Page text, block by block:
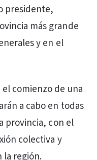
presidente,
más grande
y en el
comienzo de una
a cabo en todas
provincia, con el
colectiva y
la región.